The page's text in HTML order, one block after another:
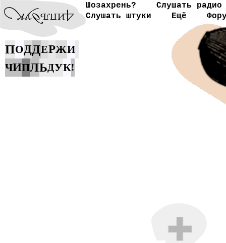
Шозахрень?
Слушать радио
Слушать штуки
Ещё
ПОДДЕРЖИ
ЧИПЛЬДУК!